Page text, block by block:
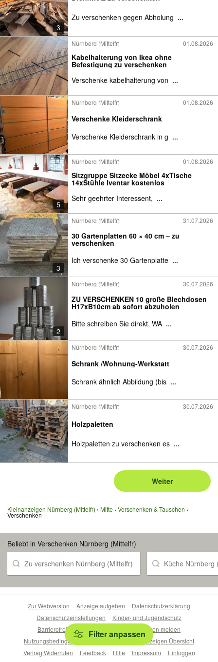
3
Zu verschenken gegen Abholung ...
Nürnberg (Mittelfr) 01.08.2026
Kabelhalterung von Ikea ohne
Befestigung zu verschenken
Verschenke kabelhalterung von ...
Nürnberg (Mittelfr) 01.08.2026
Verschenke Kleiderschrank
Verschenke Kleiderschrank in g ...
5
Nürnberg (Mittelfr) 01.08.2026
Sitzgruppe Sitzecke Möbel 4xTische
14xStühle Iventar kostenlos
Sehr geehrter Interessent, ...
3
Nürnberg (Mittelfr) 31.07.2026
30 Gartenplatten 60 × 40 cm – zu
verschenken
Ich verschenke 30 Gartenplatte ...
2
Nürnberg (Mittelfr) 30.07.2026
ZU VERSCHENKEN 10 große Blechdosen
H17xB10cm ab sofort abzuholen
Bitte schreiben Sie direkt, WA ...
Nürnberg (Mittelfr) 30.07.2026
Schrank /Wohnung-Werkstatt
Schrank ähnlich Abbildung (bis ...
Nürnberg (Mittelfr) 30.07.2026
Holzpaletten
Holzpaletten zu verschenken es ...
Weiter
Kleinanzeigen Nürnberg (Mittelfr) Mitte Verschenken & Tauschen
Verschenken
Beliebt in Verschenken Nürnberg (Mittelfr)
Zu verschenken Nürnberg (Mittelfr) Küche Nürnberg
Filter anpassen
Zur Webversion Anzeige aufgeben
Datenschutzerklärung
Datenschutzeinstellungen
Kinder- und Jugendschutz
Barrierefreiheitserklärung
Sicherheitslücken melden
Nutzungsbedingungen
Beliebte Suchen
Anzeigen Übersicht
Vertrag Widerrufen
Feedback Hilfe Impressum Einloggen